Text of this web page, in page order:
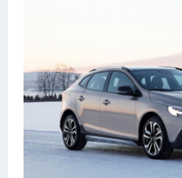
Хендай
Лимузины
Автобусы